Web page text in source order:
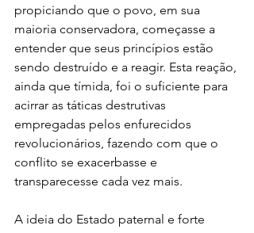
propiciando que o povo, em sua
maioria conservadora, começasse a
entender que seus princípios estão
sendo destruído e a reagir. Esta reação,
ainda que tímida, foi o suficiente para
acirrar as táticas destrutivas
empregadas pelos enfurecidos
revolucionários, fazendo com que o
conflito se exacerbasse e
transparecesse cada vez mais.
A ideia do Estado paternal e forte